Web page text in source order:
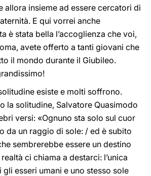
allora insieme ad essere cercatori di
E qui vorrei anche
è stata bella l’accoglienza che voi,
avete offerto a tanti giovani che
il mondo durante il Giubileo.
esiste e molti soffrono.
la solitudine, Salvatore Quasimodo
versi: «Ognuno sta solo sul cuor
da un raggio di sole: / ed è subito
sembrerebbe essere un destino
ci chiama a destarci: l’unica
esseri umani e uno stesso sole